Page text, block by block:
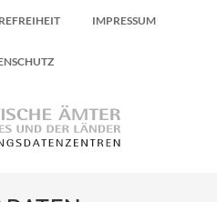
IMPRESSUM